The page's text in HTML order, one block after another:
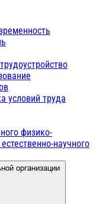
условий труда
физико-
научного
организации